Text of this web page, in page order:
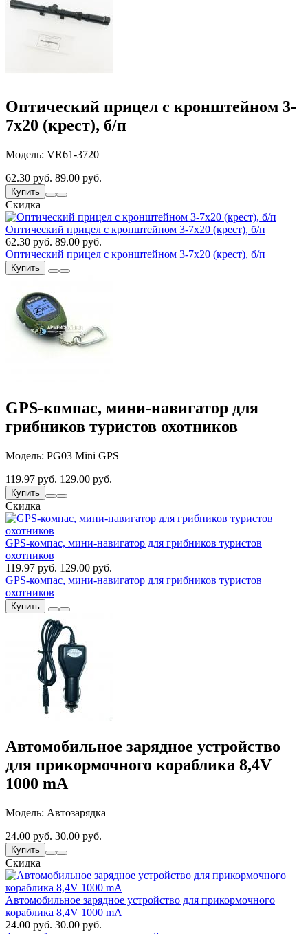
Оптический прицел с кронштейном 3-
7х20 (крест), б/п
Модель: VR61-3720
62.30 руб. 89.00 руб.
Купить
Скидка
Оптический прицел с кронштейном 3-7х20 (крест), б/п
62.30 руб. 89.00 руб.
Оптический прицел с кронштейном 3-7х20 (крест), б/п
Купить
GPS-компас, мини-навигатор для
грибников туристов охотников
Модель: PG03 Mini GPS
119.97 руб. 129.00 руб.
Купить
Скидка
GPS-компас, мини-навигатор для грибников туристов
охотников
119.97 руб. 129.00 руб.
GPS-компас, мини-навигатор для грибников туристов
охотников
Купить
Автомобильное зарядное устройство
для прикормочного кораблика 8,4V
1000 mA
Модель: Автозарядка
24.00 руб. 30.00 руб.
Купить
Скидка
Автомобильное зарядное устройство для прикормочного
кораблика 8,4V 1000 mA
24.00 руб. 30.00 руб.